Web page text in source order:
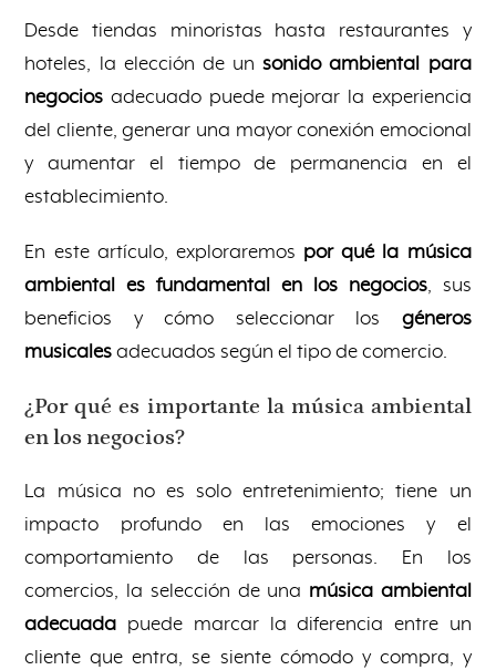
Desde tiendas minoristas hasta restaurantes y
hoteles, la elección de unsonido ambiental para
negocios adecuado puede mejorar la experiencia
del cliente, generar una mayor conexión emocional
y aumentar el tiempo de permanencia en el
establecimiento.
En este artículo, exploraremos por qué la música
ambiental es fundamental en los negocios, sus
beneficios y cómo seleccionar los géneros
musicales adecuados según el tipo de comercio.
¿Por qué es importante la música ambiental
en los negocios?
La música no es solo entretenimiento; tiene un
impacto profundo en las emociones y el
comportamiento de las personas. En los
comercios, la selección de una música ambiental
adecuada puede marcar la diferencia entre un
cliente que entra, se siente cómodo y compra, y